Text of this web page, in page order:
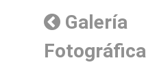
Galería
Fotográfica